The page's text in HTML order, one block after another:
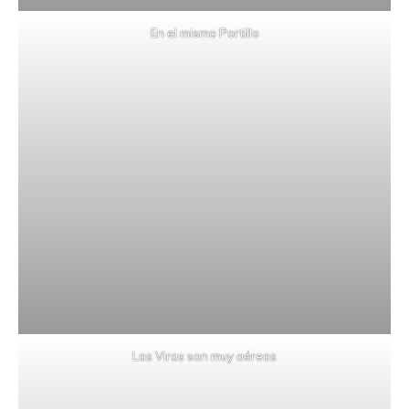
En el mismo Portillo
Las Viras son muy aéreas